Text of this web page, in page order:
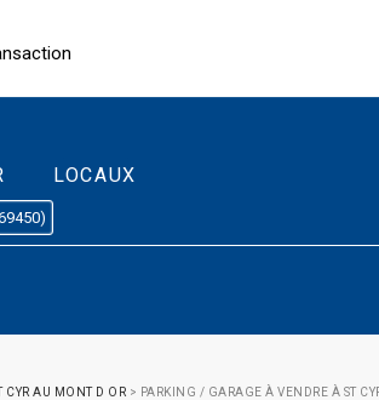
LOCAUX
CYR AU MONT D OR > PARKING / GARAGE À VENDRE À ST